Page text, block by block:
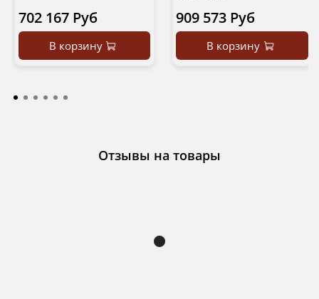
702 167 Руб
В корзину
909 573 Руб
В корзину
Отзывы на товары